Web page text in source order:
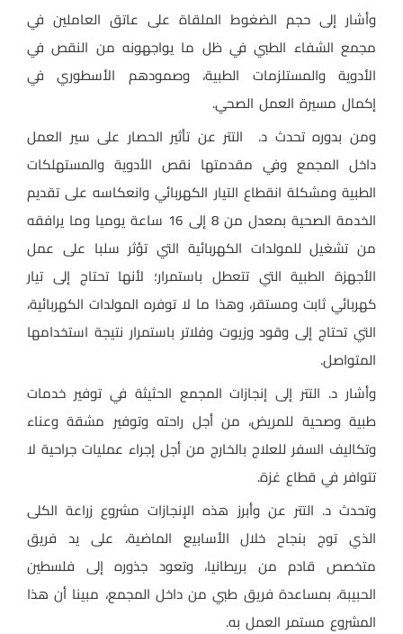
وأشار إلى حجم الضغوط الملقاة على عاتق العاملين في
مجمع الشفاء الطبي في ظل ما يواجهونه من النقص في
الأدوية والمستلزمات الطبية، وصمودهم الأسطوري في
إكمال مسيرة العمل الصحي.
ومن بدوره تحدث د. التتر عن تأثير الحصار على سير العمل
داخل المجمع وفي مقدمتها نقص الأدوية والمستهلكات
الطبية ومشكلة انقطاع التيار الكهربائي وانعكاسه على تقديم
الخدمة الصحية بمعدل من 8 إلى 16 ساعة يوميا وما يرافقه
من تشغيل للمولدات الكهربائية التي تؤثر سلبا على عمل
الأجهزة الطبية التي تتعطل باستمرار؛ لأنها تحتاج إلى تيار
كهربائي ثابت ومستقر، وهذا ما لا توفره المولدات الكهربائية،
التي تحتاج إلى وقود وزيوت وفلاتر باستمرار نتيجة استخدامها
المتواصل.
وأشار د. التتر إلى إنجازات المجمع الحثيثة في توفير خدمات
طبية وصحية للمريض، من أجل راحته وتوفير مشقة وعناء
وتكاليف السفر للعلاج بالخارج من أجل إجراء عمليات جراحية لا
تتوافر في قطاع غزة.
وتحدث د. التتر عن وأبرز هذه الإنجازات مشروع زراعة الكلى
الذي توج بنجاح خلال الأسابيع الماضية، على يد فريق
متخصص قادم من بريطانيا، وتعود جذوره إلى فلسطين
الحبيبة، بمساعدة فريق طبي من داخل المجمع، مبينا أن هذا
المشروع مستمر العمل به.